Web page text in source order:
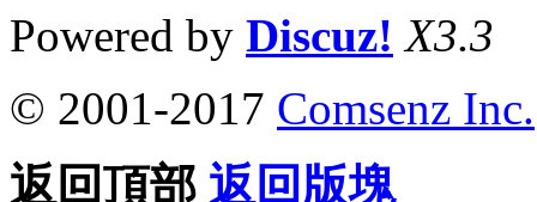
Powered by Discuz! X3.3
© 2001-2017 Comsenz Inc.
返回頂部 返回版塊